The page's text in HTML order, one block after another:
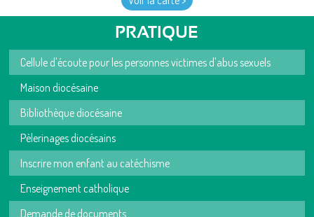
PRATIQUE
Cellule d'écoute pour les personnes victimes d'abus sexuels
Maison diocésaine
Bibliothèque diocésaine
Pèlerinages diocésains
Inscrire mon enfant au catéchisme
Enseignement catholique
Demande de documents